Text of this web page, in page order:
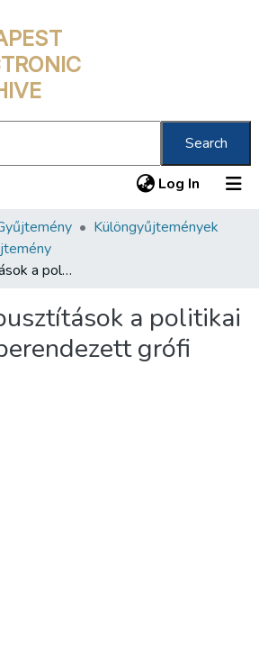
Search
Log In (current)
Különgyűjtemények
Milliárdos pusztítások a politikai kluboknak berendezett grófi palotákban
a politikai
grófi